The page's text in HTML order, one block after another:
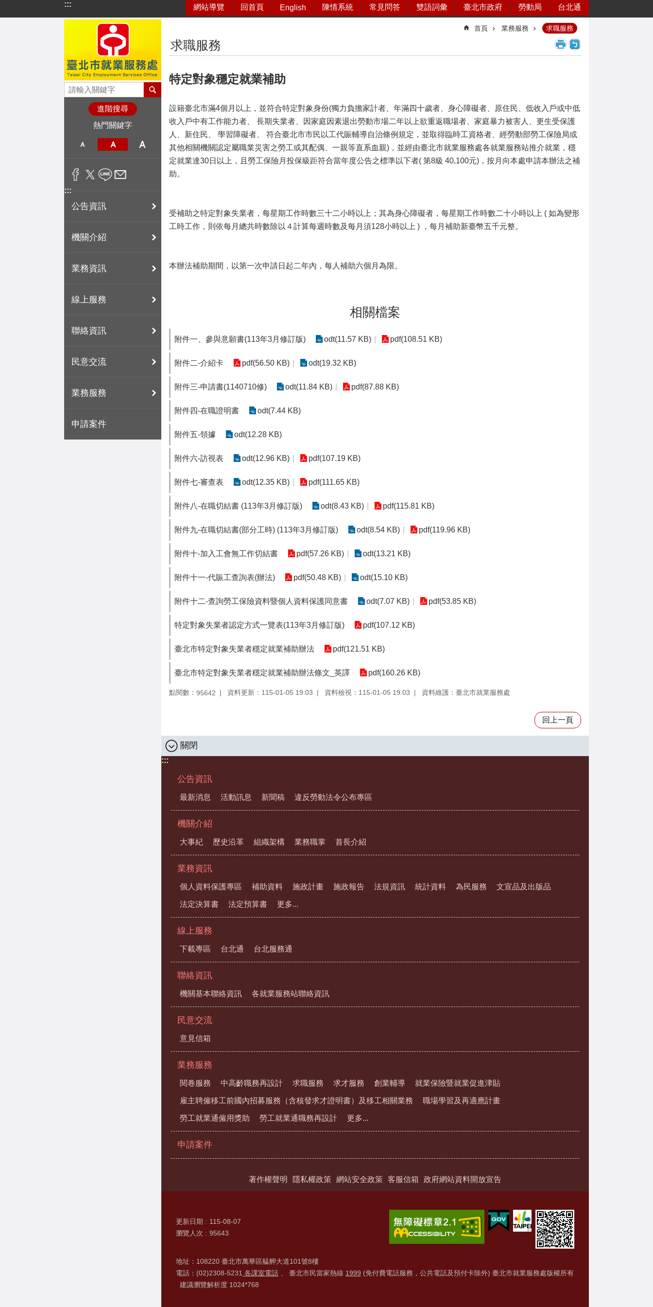
跳到主要內容區塊
::: 網站導覽 回首頁 English 陳情系統 常見問答 雙語詞彙 臺北市政府 勞動局 台北通
進階搜尋
熱門關鍵字
:::
公告資訊
機關介紹
業務資訊
線上服務
聯絡資訊
民意交流
業務服務
申請案件
首頁 業務服務 求職服務
求職服務
特定對象穩定就業補助
設籍臺北市滿4個月以上，並符合特定對象身份(獨力負擔家計者、年滿四十歲者、身心障礙者、原住民、低收入戶或中低
收入戶中有工作能力者、 長期失業者、因家庭因素退出勞動市場二年以上欲重返職場者、家庭暴力被害人、更生受保護
人、新住民、 學習障礙者、 符合臺北市市民以工代賑輔導自治條例規定，並取得臨時工資格者、經勞動部勞工保險局或
其他相關機關認定屬職業災害之勞工或其配偶、一親等直系血親)，並經由臺北市就業服務處各就業服務站推介就業，穩
定就業達30日以上，且勞工保險月投保級距符合當年度公告之標準以下者( 第8級 40,100元)，按月向本處申請本辦法之補
助。
受補助之特定對象失業者，每星期工作時數三十二小時以上；其為身心障礙者，每星期工作時數二十小時以上 ( 如為變形
工時工作，則依每月總共時數除以４計算每週時數及每月須128小時以上 ) ，每月補助新臺幣五千元整。
本辦法補助期間，以第一次申請日起二年內，每人補助六個月為限。
相關檔案
附件一、參與意願書(113年3月修訂版) odt(11.57 KB) pdf(108.51 KB)
附件二-介紹卡 pdf(56.50 KB) odt(19.32 KB)
附件三-申請書(1140710修) odt(11.84 KB) pdf(87.88 KB)
附件四-在職證明書 odt(7.44 KB)
附件五-領據 odt(12.28 KB)
附件六-訪視表 odt(12.96 KB) pdf(107.19 KB)
附件七-審查表 odt(12.35 KB) pdf(111.65 KB)
附件八-在職切結書 (113年3月修訂版) odt(8.43 KB) pdf(115.81 KB)
附件九-在職切結書(部分工時) (113年3月修訂版) odt(8.54 KB) pdf(119.96 KB)
附件十-加入工會無工作切結書 pdf(57.26 KB) odt(13.21 KB)
附件十一-代賑工查詢表(辦法) pdf(50.48 KB) odt(15.10 KB)
附件十二-查詢勞工保險資料暨個人資料保護同意書 odt(7.07 KB) pdf(53.85 KB)
特定對象失業者認定方式一覽表(113年3月修訂版) pdf(107.12 KB)
臺北市特定對象失業者穩定就業補助辦法 pdf(121.51 KB)
臺北市特定對象失業者穩定就業補助辦法條文_英譯 pdf(160.26 KB)
點閱數： 95642 資料更新：115-01-05 19:03 資料檢視：115-01-05 19:03 資料維護：臺北市就業服務處
回上一頁
關閉
:::
公告資訊
最新消息 活動訊息 新聞稿 違反勞動法令公布專區
機關介紹
大事紀 歷史沿革 組織架構 業務職掌 首長介紹
業務資訊
個人資料保護專區 補助資料 施政計畫 施政報告 法規資訊 統計資料 為民服務 文宣品及出版品
法定決算書 法定預算書 更多...
線上服務
下載專區 台北通 台北服務通
聯絡資訊
機關基本聯絡資訊 各就業服務站聯絡資訊
民意交流
意見信箱
業務服務
閱卷服務 中高齡職務再設計 求職服務 求才服務 創業輔導 就業保險暨就業促進津貼
雇主聘僱移工前國內招募服務（含核發求才證明書）及移工相關業務 職場學習及再適應計畫
勞工就業通僱用獎助 勞工就業通職務再設計 更多...
申請案件
著作權聲明 隱私權政策 網站安全政策 客服信箱 政府網站資料開放宣告
更新日期
115-08-07
瀏覽人次
95643
地址：108220 臺北市萬華區艋舺大道101號8樓
電話：(02)2308-5231 各課室電話 、 臺北市民當家熱線 1999 (免付費電話服務，公共電話及預付卡除外) 臺北市就業服務處版權所有
建議瀏覽解析度 1024*768